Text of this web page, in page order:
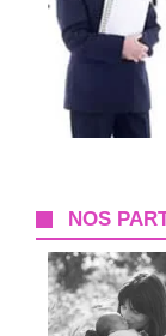
NOS